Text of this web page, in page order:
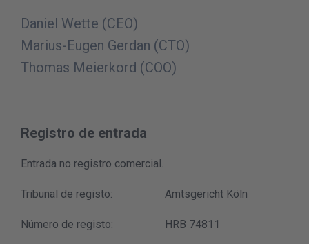
Daniel Wette (CEO)
Marius-Eugen Gerdan (CTO)
Thomas Meierkord (COO)
Registro de entrada
Entrada no registro comercial.
Tribunal de registo: Amtsgericht Köln
Número de registo: HRB 74811